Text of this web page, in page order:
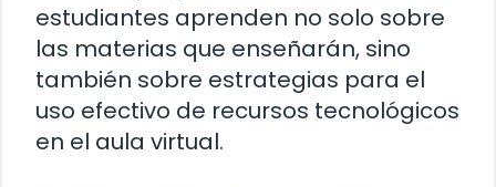
estudiantes aprenden no solo sobre
las materias que enseñarán, sino
también sobre estrategias para el
uso efectivo de recursos tecnológicos
en el aula virtual.